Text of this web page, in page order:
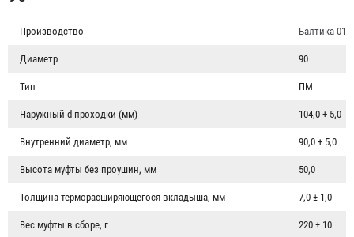
Производство Балтика-01
Диаметр 90
Тип ПМ
Наружный d проходки (мм) 104,0 + 5,0
Внутренний диаметр, мм 90,0 + 5,0
Высота муфты без проушин, мм 50,0
Толщина терморасширяющегося вкладыша, мм 7,0 ± 1,0
Вес муфты в сборе, г 220 ± 10